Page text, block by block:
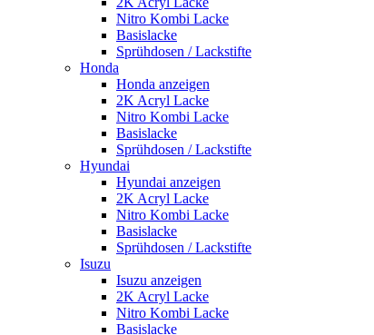
Nitro Kombi Lacke
Basislacke
Sprühdosen / Lackstifte
Honda
Honda anzeigen
2K Acryl Lacke
Nitro Kombi Lacke
Basislacke
Sprühdosen / Lackstifte
Hyundai
Hyundai anzeigen
2K Acryl Lacke
Nitro Kombi Lacke
Basislacke
Sprühdosen / Lackstifte
Isuzu
Isuzu anzeigen
2K Acryl Lacke
Nitro Kombi Lacke
Basislacke